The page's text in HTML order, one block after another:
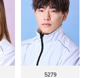
5279